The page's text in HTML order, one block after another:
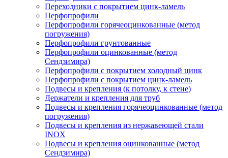
Переходники с покрытием цинк-ламель
Перфопрофили
Перфопрофили горячеоцинкованные (метод
погружения)
Перфопрофили грунтованные
Перфопрофили оцинкованные (метод
Сендзимира)
Перфопрофили с покрытием холодный цинк
Перфопрофили с покрытием цинк-ламель
Подвесы и крепления (к потолку, к стене)
Держатели и крепления для труб
Подвесы и крепления горячеоцинкованные (метод
погружения)
Подвесы и крепления из нержавеющей стали
INOX
Подвесы и крепления оцинкованные (метод
Сендзимира)